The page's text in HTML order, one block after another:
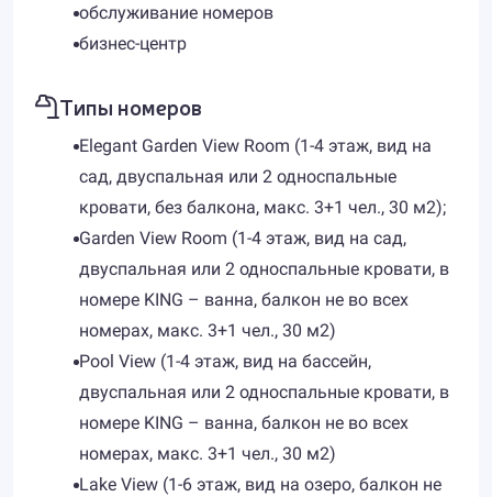
обслуживание номеров
бизнес-центр
Типы номеров
Elegant Garden View Room (1-4 этаж, вид на
сад, двуспальная или 2 односпальные
кровати, без балкона, макс. 3+1 чел., 30 м2);
Garden View Room (1-4 этаж, вид на сад,
двуспальная или 2 односпальные кровати, в
номере KING – ванна, балкон не во всех
номерах, макс. 3+1 чел., 30 м2)
Pool View (1-4 этаж, вид на бассейн,
двуспальная или 2 односпальные кровати, в
номере KING – ванна, балкон не во всех
номерах, макс. 3+1 чел., 30 м2)
Lake View (1-6 этаж, вид на озеро, балкон не